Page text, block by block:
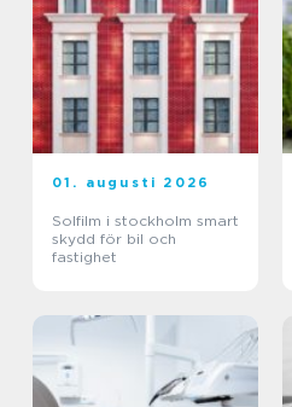
01. augusti 2026
Solfilm i stockholm smart
skydd för bil och
fastighet